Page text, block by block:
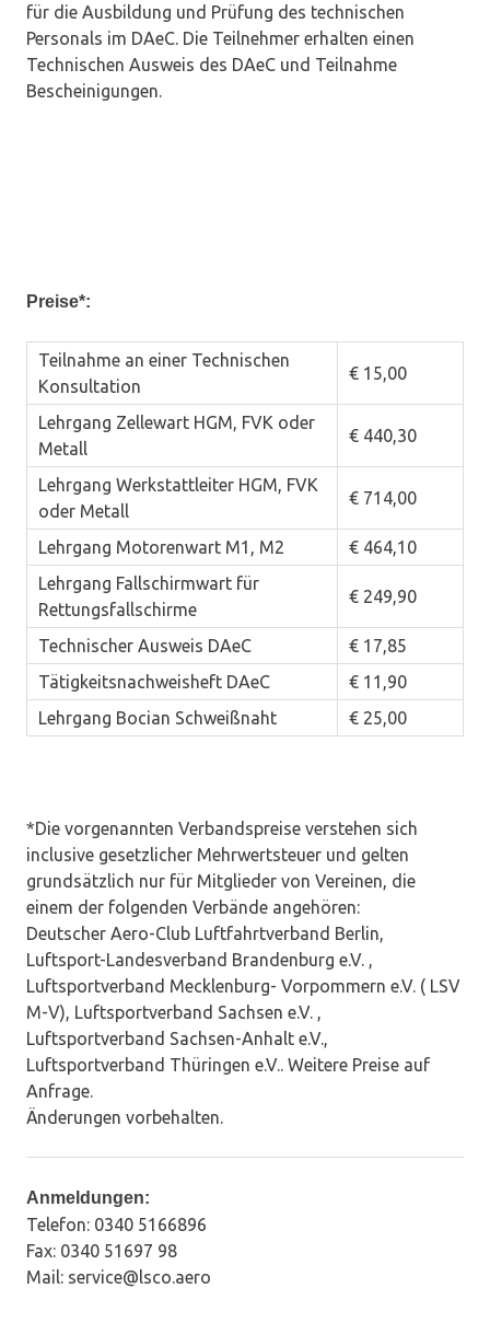
für die Ausbildung und Prüfung des technischen
Personals im DAeC. Die Teilnehmer erhalten einen
Technischen Ausweis des DAeC und Teilnahme
Bescheinigungen.
Preise*:
Teilnahme an einer Technischen
Konsultation
€ 15,00
Lehrgang Zellewart HGM, FVK oder
Metall
€ 440,30
Lehrgang Werkstattleiter HGM, FVK
oder Metall
€ 714,00
Lehrgang Motorenwart M1, M2
€ 464,10
Lehrgang Fallschirmwart für
Rettungsfallschirme
€ 249,90
Technischer Ausweis DAeC
€ 17,85
Tätigkeitsnachweisheft DAeC
€ 11,90
Lehrgang Bocian Schweißnaht
€ 25,00
*Die vorgenannten Verbandspreise verstehen sich
inclusive gesetzlicher Mehrwertsteuer und gelten
grundsätzlich nur für Mitglieder von Vereinen, die
einem der folgenden Verbände angehören:
Deutscher Aero-Club Luftfahrtverband Berlin,
Luftsport-Landesverband Brandenburg e.V. ,
Luftsportverband Mecklenburg- Vorpommern e.V. ( LSV
M-V), Luftsportverband Sachsen e.V. ,
Luftsportverband Sachsen-Anhalt e.V.,
Luftsportverband Thüringen e.V.. Weitere Preise auf
Anfrage.
Änderungen vorbehalten.
Anmeldungen:
Telefon: 0340 5166896
Fax: 0340 51697 98
Mail: service@lsco.aero